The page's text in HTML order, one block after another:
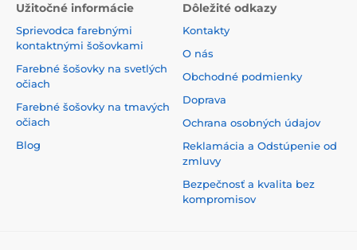
Užitočné informácie
Sprievodca farebnými
kontaktnými šošovkami
Farebné šošovky na svetlých
očiach
Farebné šošovky na tmavých
očiach
Blog
Dôležité odkazy
Kontakty
O nás
Obchodné podmienky
Doprava
Ochrana osobných údajov
Reklamácia a Odstúpenie od
zmluvy
Bezpečnosť a kvalita bez
kompromisov